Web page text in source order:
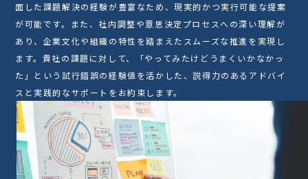
面した課題解決の経験が豊富なため、現実的かつ実行可能な提案
が可能です。また、社内調整や意思決定プロセスへの深い理解が
あり、企業文化や組織の特性を踏まえたスムーズな推進を実現し
ます。貴社の課題に対して、「やってみたけどうまくいかなかっ
た」という試行錯誤の経験値を活かした、説得力のあるアドバイ
スと実践的なサポートをお約束します。